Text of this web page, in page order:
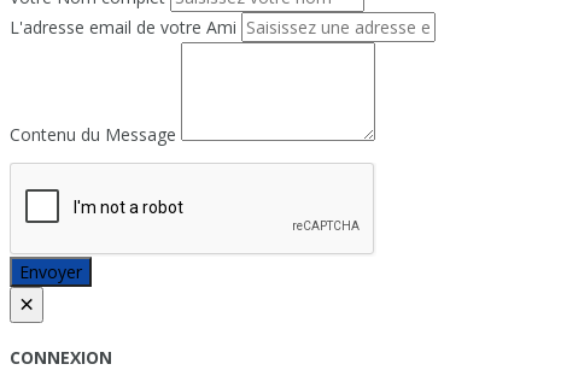
L'adresse email de votre Ami
Contenu du Message
Envoyer
×
CONNEXION